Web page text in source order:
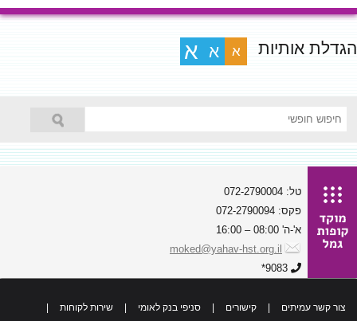
הגדלת אותיות א א א
טל: 072-2790004
פקס: 072-2790094
א'-ה' 08:00 – 16:00
moked@yahav-hst.org.il
9083*
צור קשר עמיתים קישורים סניפי בנק לאומי שירות לקוחות